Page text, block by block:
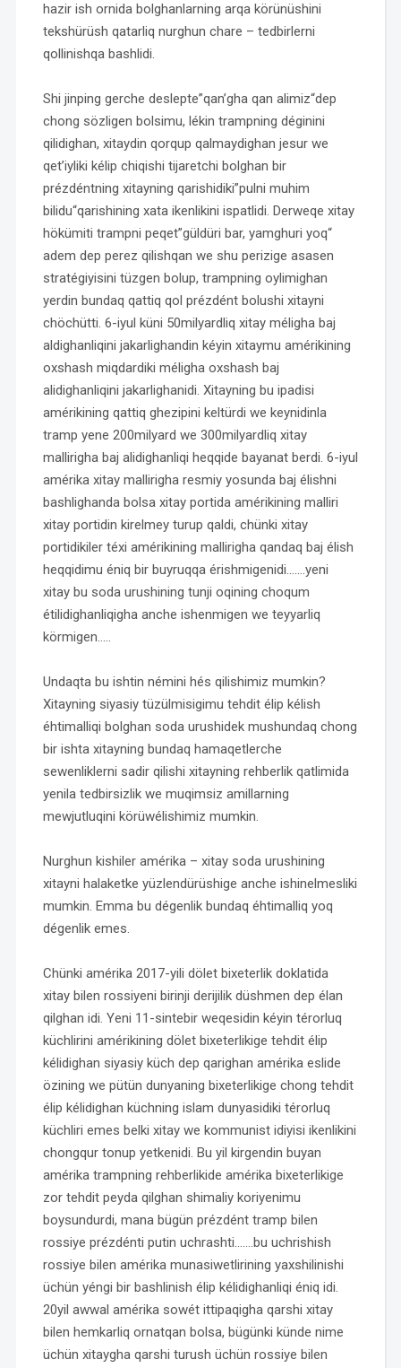
hazir ish ornida bolghanlarning arqa körünüshini
tekshürüsh qatarliq nurghun chare – tedbirlerni
qollinishqa bashlidi.
Shi jinping gerche deslepte”qan’gha qan alimiz“dep
chong sözligen bolsimu, lékin trampning déginini
qilidighan, xitaydin qorqup qalmaydighan jesur we
qet’iyliki kélip chiqishi tijaretchi bolghan bir
prézdéntning xitayning qarishidiki”pulni muhim
bilidu“qarishining xata ikenlikini ispatlidi. Derweqe xitay
hökümiti trampni peqet”güldüri bar, yamghuri yoq“
adem dep perez qilishqan we shu perizige asasen
stratégiyisini tüzgen bolup, trampning oylimighan
yerdin bundaq qattiq qol prézdént bolushi xitayni
chöchütti. 6-iyul küni 50milyardliq xitay méligha baj
aldighanliqini jakarlighandin kéyin xitaymu amérikining
oxshash miqdardiki méligha oxshash baj
alidighanliqini jakarlighanidi. Xitayning bu ipadisi
amérikining qattiq ghezipini keltürdi we keynidinla
tramp yene 200milyard we 300milyardliq xitay
mallirigha baj alidighanliqi heqqide bayanat berdi. 6-iyul
amérika xitay mallirigha resmiy yosunda baj élishni
bashlighanda bolsa xitay portida amérikining malliri
xitay portidin kirelmey turup qaldi, chünki xitay
portidikiler téxi amérikining mallirigha qandaq baj élish
heqqidimu éniq bir buyruqqa érishmigenidi…….yeni
xitay bu soda urushining tunji oqining choqum
étilidighanliqigha anche ishenmigen we teyyarliq
körmigen…..
Undaqta bu ishtin némini hés qilishimiz mumkin?
Xitayning siyasiy tüzülmisigimu tehdit élip kélish
éhtimalliqi bolghan soda urushidek mushundaq chong
bir ishta xitayning bundaq hamaqetlerche
sewenliklerni sadir qilishi xitayning rehberlik qatlimida
yenila tedbirsizlik we muqimsiz amillarning
mewjutluqini körüwélishimiz mumkin.
Nurghun kishiler amérika – xitay soda urushining
xitayni halaketke yüzlendürüshige anche ishinelmesliki
mumkin. Emma bu dégenlik bundaq éhtimalliq yoq
dégenlik emes.
Chünki amérika 2017-yili dölet bixeterlik doklatida
xitay bilen rossiyeni birinji derijilik düshmen dep élan
qilghan idi. Yeni 11-sintebir weqesidin kéyin térorluq
küchlirini amérikining dölet bixeterlikige tehdit élip
kélidighan siyasiy küch dep qarighan amérika eslide
özining we pütün dunyaning bixeterlikige chong tehdit
élip kélidighan küchning islam dunyasidiki térorluq
küchliri emes belki xitay we kommunist idiyisi ikenlikini
chongqur tonup yetkenidi. Bu yil kirgendin buyan
amérika trampning rehberlikide amérika bixeterlikige
zor tehdit peyda qilghan shimaliy koriyenimu
boysundurdi, mana bügün prézdént tramp bilen
rossiye prézdénti putin uchrashti…….bu uchrishish
rossiye bilen amérika munasiwetlirining yaxshilinishi
üchün yéngi bir bashlinish élip kélidighanliqi éniq idi.
20yil awwal amérika sowét ittipaqigha qarshi xitay
bilen hemkarliq ornatqan bolsa, bügünki künde nime
üchün xitaygha qarshi turush üchün rossiye bilen